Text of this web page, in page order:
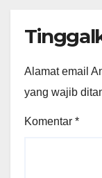
Alamat email
yang wajib
Komentar *